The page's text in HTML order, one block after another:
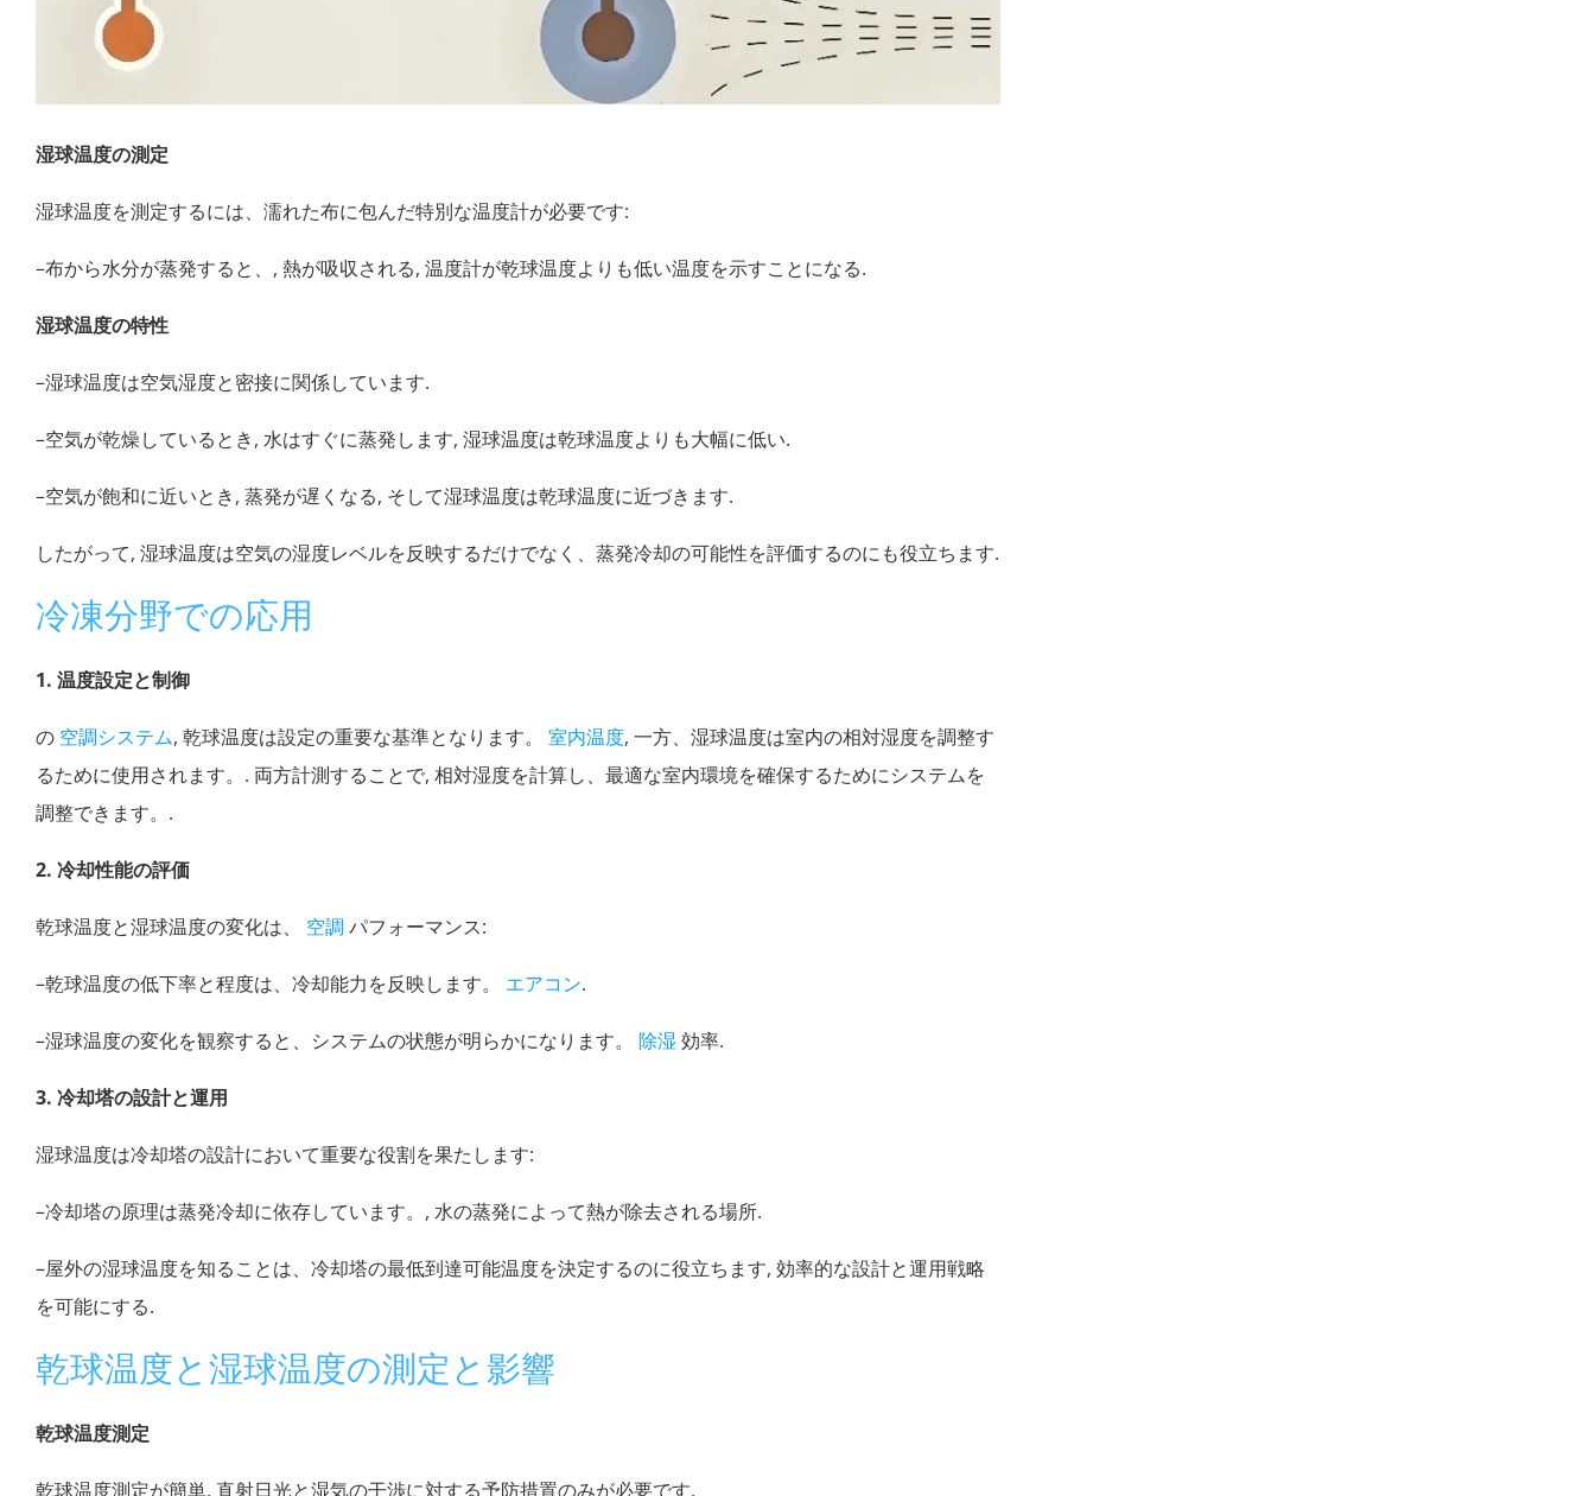
湿球温度の測定
湿球温度を測定するには、濡れた布に包んだ特別な温度計が必要です:
–布から水分が蒸発すると、, 熱が吸収される, 温度計が乾球温度よりも低い温度を示すことになる.
湿球温度の特性
–湿球温度は空気湿度と密接に関係しています.
–空気が乾燥しているとき, 水はすぐに蒸発します, 湿球温度は乾球温度よりも大幅に低い.
–空気が飽和に近いとき, 蒸発が遅くなる, そして湿球温度は乾球温度に近づきます.
したがって, 湿球温度は空気の湿度レベルを反映するだけでなく、蒸発冷却の可能性を評価するのにも役立ちます.
冷凍分野での応用
1. 温度設定と制御
の 空調システム, 乾球温度は設定の重要な基準となります。 室内温度, 一方、湿球温度は室内の相対湿度を調整す
るために使用されます。. 両方計測することで, 相対湿度を計算し、最適な室内環境を確保するためにシステムを
調整できます。.
2. 冷却性能の評価
乾球温度と湿球温度の変化は、 空調 パフォーマンス:
–乾球温度の低下率と程度は、冷却能力を反映します。 エアコン.
–湿球温度の変化を観察すると、システムの状態が明らかになります。 除湿 効率.
3. 冷却塔の設計と運用
湿球温度は冷却塔の設計において重要な役割を果たします:
–冷却塔の原理は蒸発冷却に依存しています。, 水の蒸発によって熱が除去される場所.
–屋外の湿球温度を知ることは、冷却塔の最低到達可能温度を決定するのに役立ちます, 効率的な設計と運用戦略
を可能にする.
乾球温度と湿球温度の測定と影響
乾球温度測定
乾球温度測定が簡単, 直射日光と湿気の干渉に対する予防措置のみが必要です.